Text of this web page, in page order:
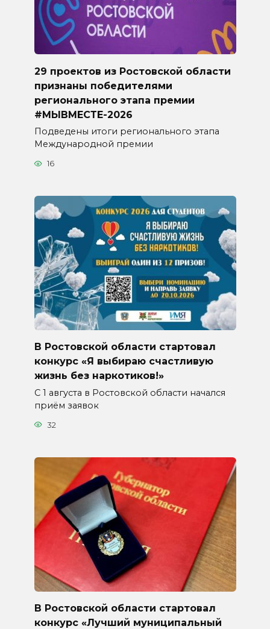
29 проектов из Ростовской области
признаны победителями
регионального этапа премии
#МЫВМЕСТЕ-2026
Подведены итоги регионального этапа
Международной премии
16
В Ростовской области стартовал
конкурс «Я выбираю счастливую
жизнь без наркотиков!»
С 1 августа в Ростовской области начался
приём заявок
32
В Ростовской области стартовал
конкурс «Лучший муниципальный